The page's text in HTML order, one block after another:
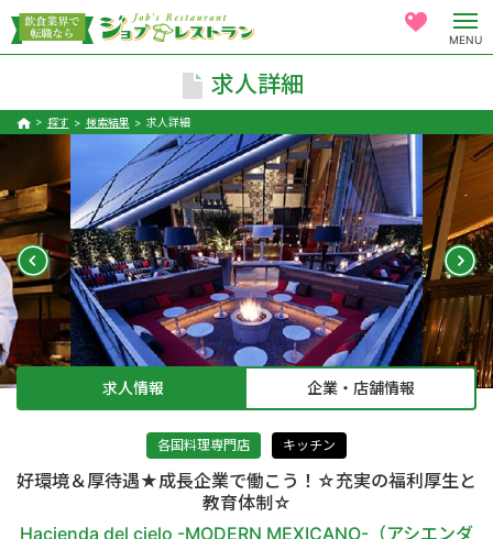
MENU
求人詳細
探す 検索結果 求人詳細
求人情報 企業・店舗情報
各国料理専門店 キッチン
好環境＆厚待遇★成長企業で働こう！☆充実の福利厚生と
教育体制☆
Hacienda del cielo -MODERN MEXICANO-（アシエンダ